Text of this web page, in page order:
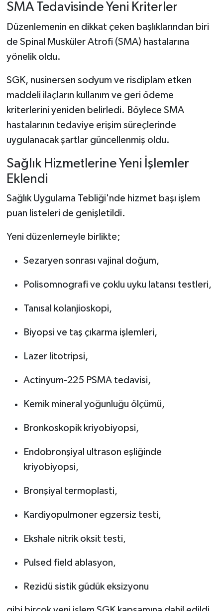
SMA Tedavisinde Yeni Kriterler
Düzenlemenin en dikkat çeken başlıklarından biri
de Spinal Musküler Atrofi (SMA) hastalarına
yönelik oldu.
SGK, nusinersen sodyum ve risdiplam etken
maddeli ilaçların kullanım ve geri ödeme
kriterlerini yeniden belirledi. Böylece SMA
hastalarının tedaviye erişim süreçlerinde
uygulanacak şartlar güncellenmiş oldu.
Sağlık Hizmetlerine Yeni İşlemler
Eklendi
Sağlık Uygulama Tebliği'nde hizmet başı işlem
puan listeleri de genişletildi.
Yeni düzenlemeyle birlikte;
Sezaryen sonrası vajinal doğum,
Polisomnografi ve çoklu uyku latansı testleri,
Tanısal kolanjioskopi,
Biyopsi ve taş çıkarma işlemleri,
Lazer litotripsi,
Actinyum-225 PSMA tedavisi,
Kemik mineral yoğunluğu ölçümü,
Bronkoskopik kriyobiyopsi,
Endobronşiyal ultrason eşliğinde
kriyobiyopsi,
Bronşiyal termoplasti,
Kardiyopulmoner egzersiz testi,
Ekshale nitrik oksit testi,
Pulsed field ablasyon,
Rezidü sistik güdük eksizyonu